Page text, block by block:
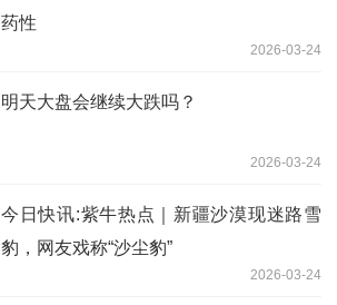
药性
2026-03-24
明天大盘会继续大跌吗？
2026-03-24
今日快讯:紫牛热点｜新疆沙漠现迷路雪
豹，网友戏称“沙尘豹”
2026-03-24